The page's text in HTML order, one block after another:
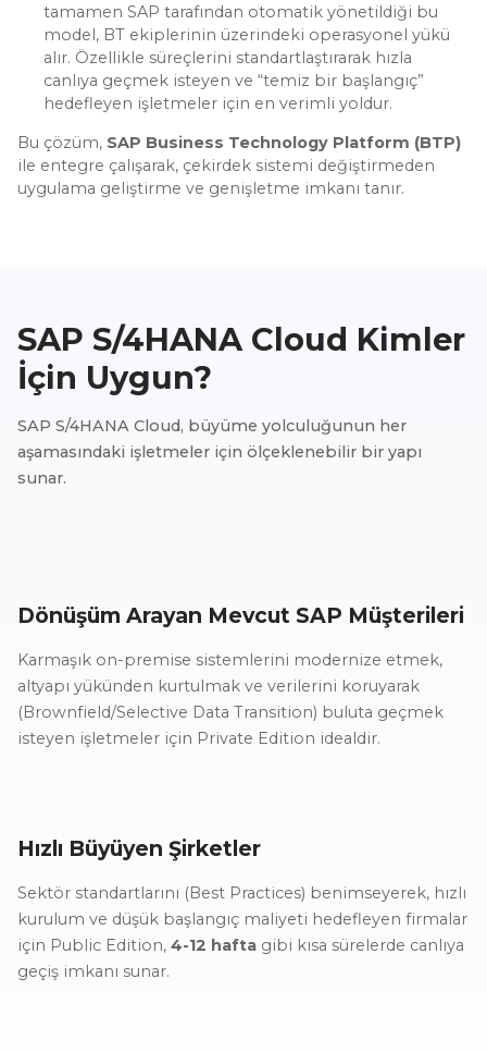
tamamen SAP tarafından otomatik yönetildiği bu
model, BT ekiplerinin üzerindeki operasyonel yükü
alır. Özellikle süreçlerini standartlaştırarak hızla
canlıya geçmek isteyen ve “temiz bir başlangıç”
hedefleyen işletmeler için en verimli yoldur.
Bu çözüm, SAP Business Technology Platform (BTP)
ile entegre çalışarak, çekirdek sistemi değiştirmeden
uygulama geliştirme ve genişletme imkanı tanır.
SAP S/4HANA Cloud Kimler
İçin Uygun?
SAP S/4HANA Cloud, büyüme yolculuğunun her
aşamasındaki işletmeler için ölçeklenebilir bir yapı
sunar.
Dönüşüm Arayan Mevcut SAP Müşterileri
Karmaşık on-premise sistemlerini modernize etmek,
altyapı yükünden kurtulmak ve verilerini koruyarak
(Brownfield/Selective Data Transition) buluta geçmek
isteyen işletmeler için Private Edition idealdir.
Hızlı Büyüyen Şirketler
Sektör standartlarını (Best Practices) benimseyerek, hızlı
kurulum ve düşük başlangıç maliyeti hedefleyen firmalar
için Public Edition, 4-12 hafta gibi kısa sürelerde canlıya
geçiş imkanı sunar.